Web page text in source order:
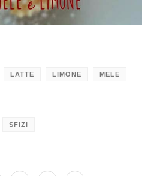
LATTE LIMONE MELE
SFIZI